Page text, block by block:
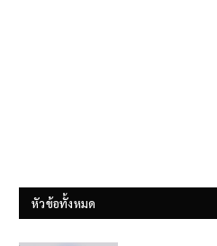
หัวข้อทั้งหมด